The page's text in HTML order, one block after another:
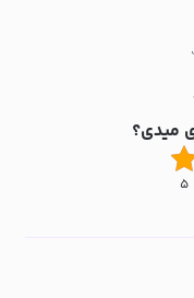
میدی؟
۵